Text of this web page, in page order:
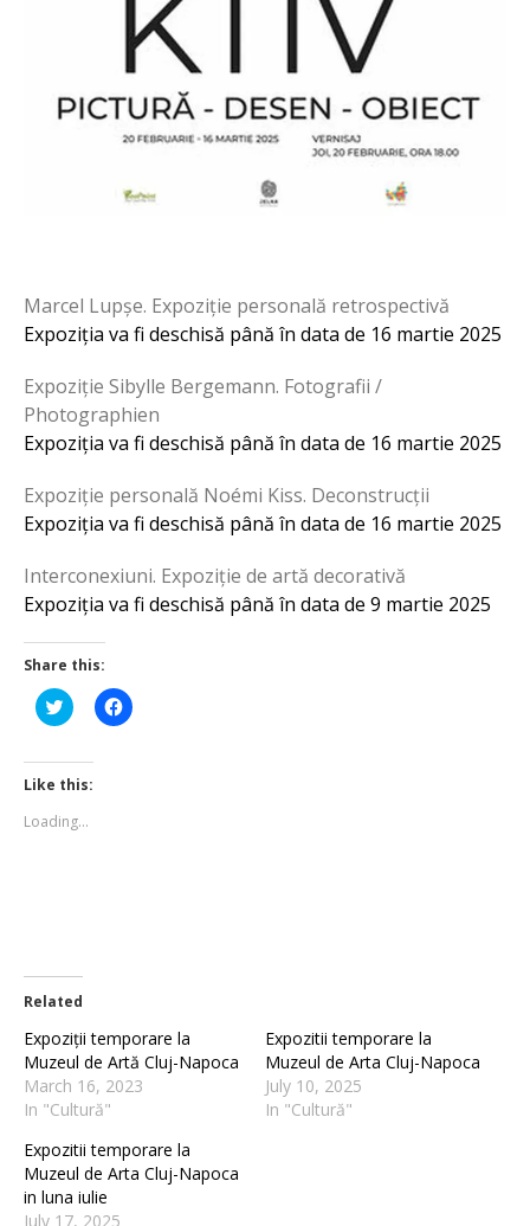
Marcel Lupșe. Expoziție personală retrospectivă
Expoziția va fi deschisă până în data de 16 martie 2025
Expoziție Sibylle Bergemann. Fotografii /
Photographien
Expoziția va fi deschisă până în data de 16 martie 2025
Expoziție personală Noémi Kiss. Deconstrucții
Expoziția va fi deschisă până în data de 16 martie 2025
Interconexiuni. Expoziție de artă decorativă
Expoziția va fi deschisă până în data de 9 martie 2025
Share this:
Click
to
Twitter
(Opens
in
window)
Click
to
Like this:
Loading...
Related
Expoziții temporare la
Muzeul de Artă Cluj-Napoca
March 16, 2023
In "Cultură"
Expozitii temporare la
Muzeul de Arta Cluj-Napoca
July 10, 2025
In "Cultură"
Expozitii temporare la
Muzeul de Arta Cluj-Napoca
in luna iulie
July 17, 2025